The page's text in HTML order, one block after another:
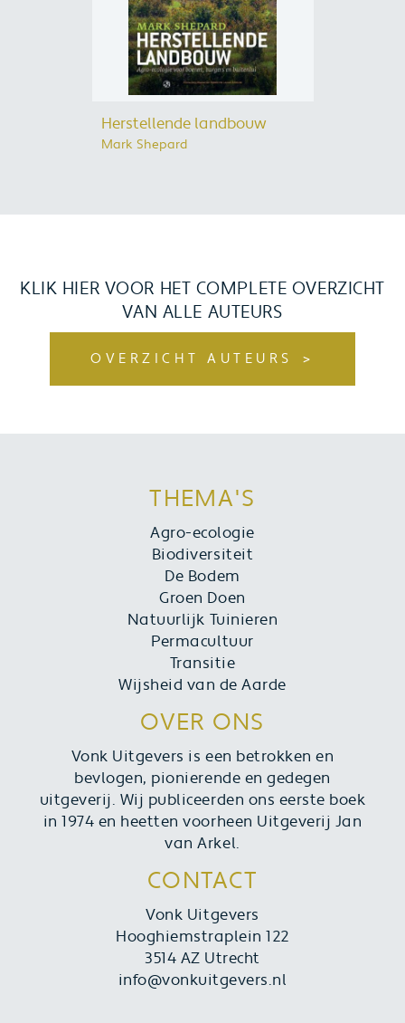
Herstellende landbouw
Mark Shepard
KLIK HIER VOOR HET COMPLETE OVERZICHT
VAN ALLE AUTEURS
OVERZICHT AUTEURS
THEMA'S
Agro-ecologie
Biodiversiteit
De Bodem
Groen Doen
Natuurlijk Tuinieren
Permacultuur
Transitie
Wijsheid van de Aarde
OVER ONS
Vonk Uitgevers is een betrokken en
bevlogen, pionierende en gedegen
uitgeverij. Wij publiceerden ons eerste boek
in 1974 en heetten voorheen Uitgeverij Jan
van Arkel.
CONTACT
Vonk Uitgevers
Hooghiemstraplein 122
3514 AZ Utrecht
info@vonkuitgevers.nl